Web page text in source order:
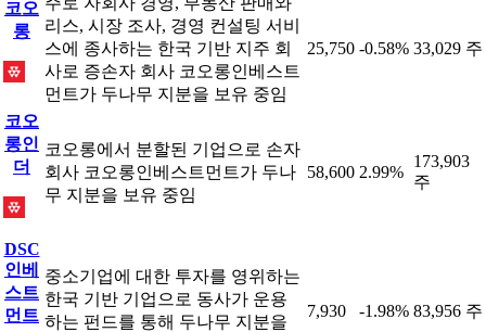
코오
롱
리스, 시장 조사, 경영 컨설팅 서비
스에 종사하는 한국 기반 지주 회
사로 증손자 회사 코오롱인베스트
먼트가 두나무 지분을 보유 중임
25,750 -0.58% 33,029 주
코오
롱인
더
코오롱에서 분할된 기업으로 손자
회사 코오롱인베스트먼트가 두나
무 지분을 보유 중임
58,600 2.99%
173,903
주
DSC
인베
스트
먼트
중소기업에 대한 투자를 영위하는
한국 기반 기업으로 동사가 운용
하는 펀드를 통해 두나무 지분을
7,930 -1.98% 83,956 주